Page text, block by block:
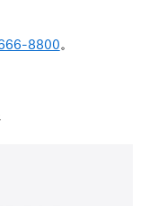
8800。